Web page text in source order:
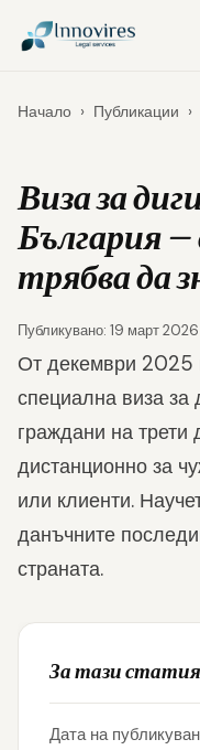
Начало › Публикации ›
Виза за
България —
трябва да
Публикувано: 19 март
От декември 2025
специална виза
граждани на трети
дистанционно за
или клиенти.
данъчните
страната.
За тази статия
Дата на